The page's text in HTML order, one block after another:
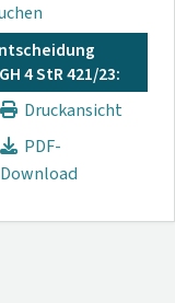
4 StR 421/23:
Druckansicht
PDF-
Download